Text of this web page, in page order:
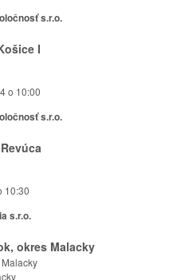
s.r.o.
I
o 10:00
s.r.o.
10:30
s.r.o.
okres Malacky